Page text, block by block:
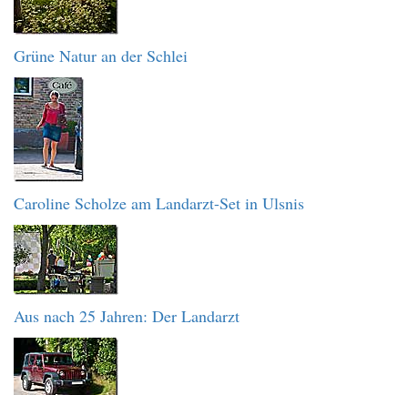
Grüne Natur an der Schlei
Caroline Scholze am Landarzt-Set in Ulsnis
Aus nach 25 Jahren: Der Landarzt